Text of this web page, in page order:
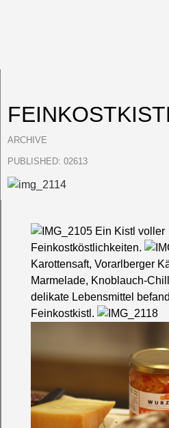
ARCHIVE
PUBLISHED: 02613
Ein Kistl voller
Feinkostköstlichkeiten.
Karottensaft, Vorarlberger
Marmelade, Knoblauch-
delikate Lebensmittel
Feinkostkistl.